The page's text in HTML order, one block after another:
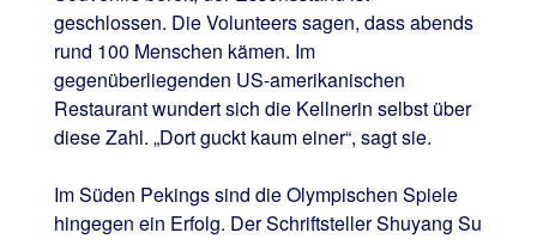
geschlossen. Die Volunteers sagen, dass abends
rund 100 Menschen kämen. Im
gegenüberliegenden US-amerikanischen
Restaurant wundert sich die Kellnerin selbst über
diese Zahl. „Dort guckt kaum einer“, sagt sie.
Im Süden Pekings sind die Olympischen Spiele
hingegen ein Erfolg. Der Schriftsteller Shuyang Su